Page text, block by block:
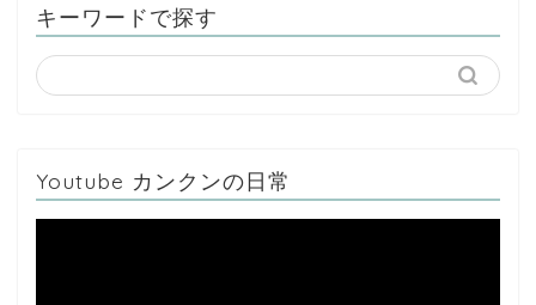
キーワードで探す
Youtube カンクンの日常